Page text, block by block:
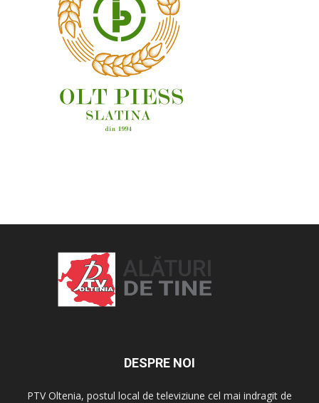
DESPRE NOI
PTV Oltenia, postul local de televiziune cel mai indragit de